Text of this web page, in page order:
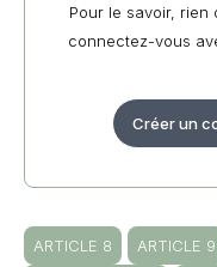
Pour le savoir, rien
connectez-vous
Créer un
ARTICLE 8 ARTICLE 9